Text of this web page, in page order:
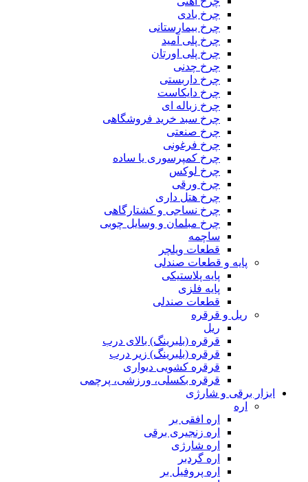
چرخ بادی
چرخ بیمارستانی
چرخ پلی آمید
چرخ پلی اورتان
چرخ چدنی
چرخ داربستی
چرخ دایکاست
چرخ زباله ای
چرخ سبد خرید فروشگاهی
چرخ صنعتی
چرخ فرغونی
چرخ کمپرسوری یا ساده
چرخ لوکس
چرخ ورقی
چرخ هتل داری
چرخ نساجی و کشتارگاهی
چرخ مبلمان و وسایل چوبی
ساچمه
قطعات ویلچر
پایه و قطعات صندلی
پایه پلاستیکی
پایه فلزی
قطعات صندلی
ریل و قرقره
ریل
قرقره (بلبرینگ) بالای درب
قرقره (بلبرینگ) زیر درب
قرقره کشویی دیواری
قرقره بکسلی، ورزشی، پرچمی
ابزار برقی و شارژی
اره
اره افقی بر
اره زنجیری برقی
اره شارژی
اره گردبر
اره پروفیل بر